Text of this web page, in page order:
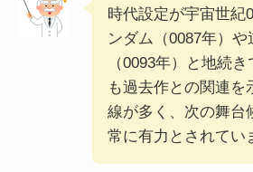
時代設定が宇宙世紀
ンダム（0087年）
（0093年）と地続
も過去作との関連を
線が多く、次の舞台
常に有力とされてい